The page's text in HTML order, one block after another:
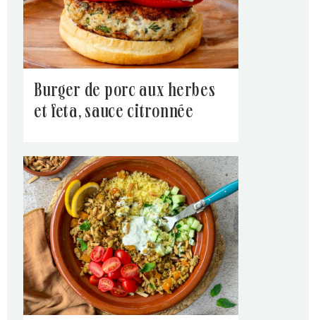
burger de porc aux herbes
et feta, sauce citronnée